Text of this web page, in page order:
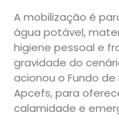
A mobilização é
água potável,
higiene pessoal e
gravidade do
acionou o Fundo
Apcefs, para
calamidade e